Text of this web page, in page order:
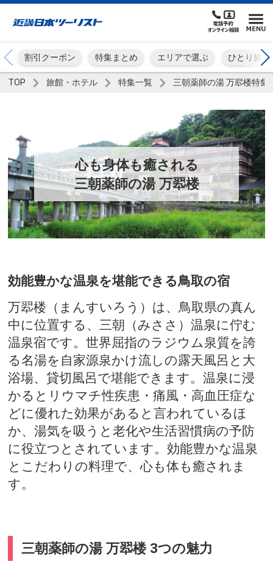
割引クーポン 特集まとめ エリアで選ぶ ひとり旅
TOP 旅館・ホテル 特集一覧 三朝薬師の湯 万翆楼特集
心も身体も癒される
三朝薬師の湯 万翆楼
効能豊かな温泉を堪能できる鳥取の宿
万翆楼（まんすいろう）は、鳥取県の真ん
中に位置する、三朝（みささ）温泉に佇む
温泉宿です。世界屈指のラジウム泉質を誇
る名湯を自家源泉かけ流しの露天風呂と大
浴場、貸切風呂で堪能できます。温泉に浸
かるとリウマチ性疾患・痛風・高血圧症な
どに優れた効果があると言われているほ
か、湯気を吸うと老化や生活習慣病の予防
に役立つとされています。効能豊かな温泉
とこだわりの料理で、心も体も癒されま
す。
三朝薬師の湯 万翆楼 3つの魅力